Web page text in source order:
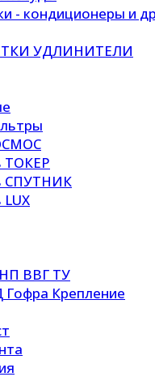
- кондиционеры и
УДЛИНИТЕЛИ
ТОКЕР
СПУТНИК
ВВГ ТУ
Крепление